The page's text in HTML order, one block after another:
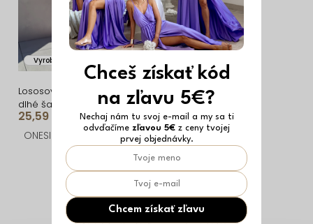
d
u
k
t
o
v
r
o
d
u
k
Vyrobené v EÚ
Lososové asymetrické
dlhé šaty SIENNA
25,59 €
ONESIZE
O
v
l
á
Chceš získať kód
na zľavu 5€?
Nechaj nám tu svoj e-mail a my sa ti
odvďačíme zľavou 5€ z ceny tvojej
prvej objednávky.
Chcem získať zľavu